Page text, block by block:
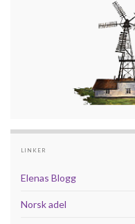
LINKER
Elenas Blogg
Norsk adel